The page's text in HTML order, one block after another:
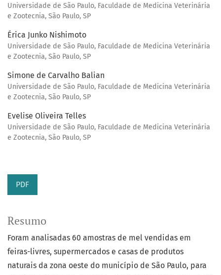
Universidade de São Paulo, Faculdade de Medicina Veterinária
e Zootecnia, São Paulo, SP
Érica Junko Nishimoto
Universidade de São Paulo, Faculdade de Medicina Veterinária
e Zootecnia, São Paulo, SP
Simone de Carvalho Balian
Universidade de São Paulo, Faculdade de Medicina Veterinária
e Zootecnia, São Paulo, SP
Evelise Oliveira Telles
Universidade de São Paulo, Faculdade de Medicina Veterinária
e Zootecnia, São Paulo, SP
PDF
Resumo
Foram analisadas 60 amostras de mel vendidas em
feiras-livres, supermercados e casas de produtos
naturais da zona oeste do município de São Paulo, para